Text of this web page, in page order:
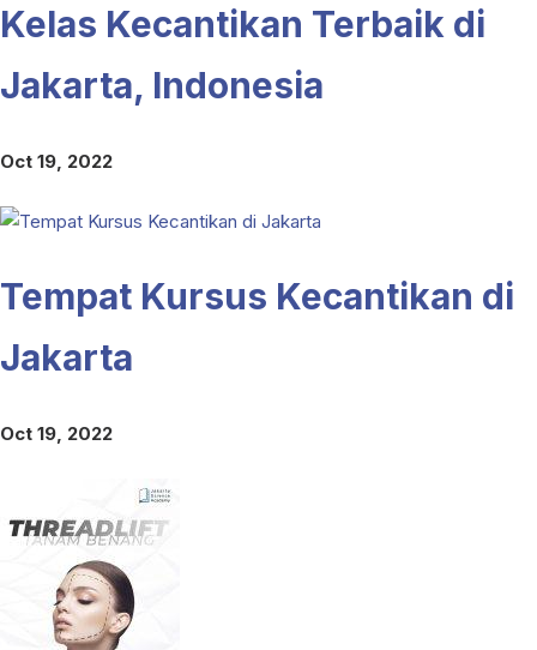
Kelas Kecantikan Terbaik di
Jakarta, Indonesia
Oct 19, 2022
Tempat Kursus Kecantikan di
Jakarta
Oct 19, 2022